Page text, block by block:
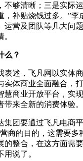
不够清晰；三是实际
，补贴烧钱过多。”李
运营及团队等几大问
么？
述，飞凡网以实体
实体商业全面融合，
慧商业开放平台，实
带来全新的消费体验。
团要通过飞凡电商平
商的目的，这需要多
的整合，在这方面需要
说了。